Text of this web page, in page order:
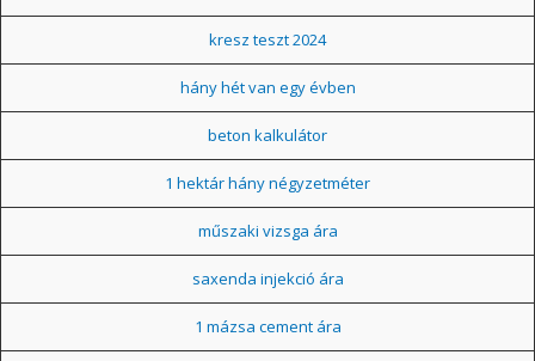
kresz teszt 2024
hány hét van egy évben
beton kalkulátor
1 hektár hány négyzetméter
műszaki vizsga ára
saxenda injekció ára
1 mázsa cement ára